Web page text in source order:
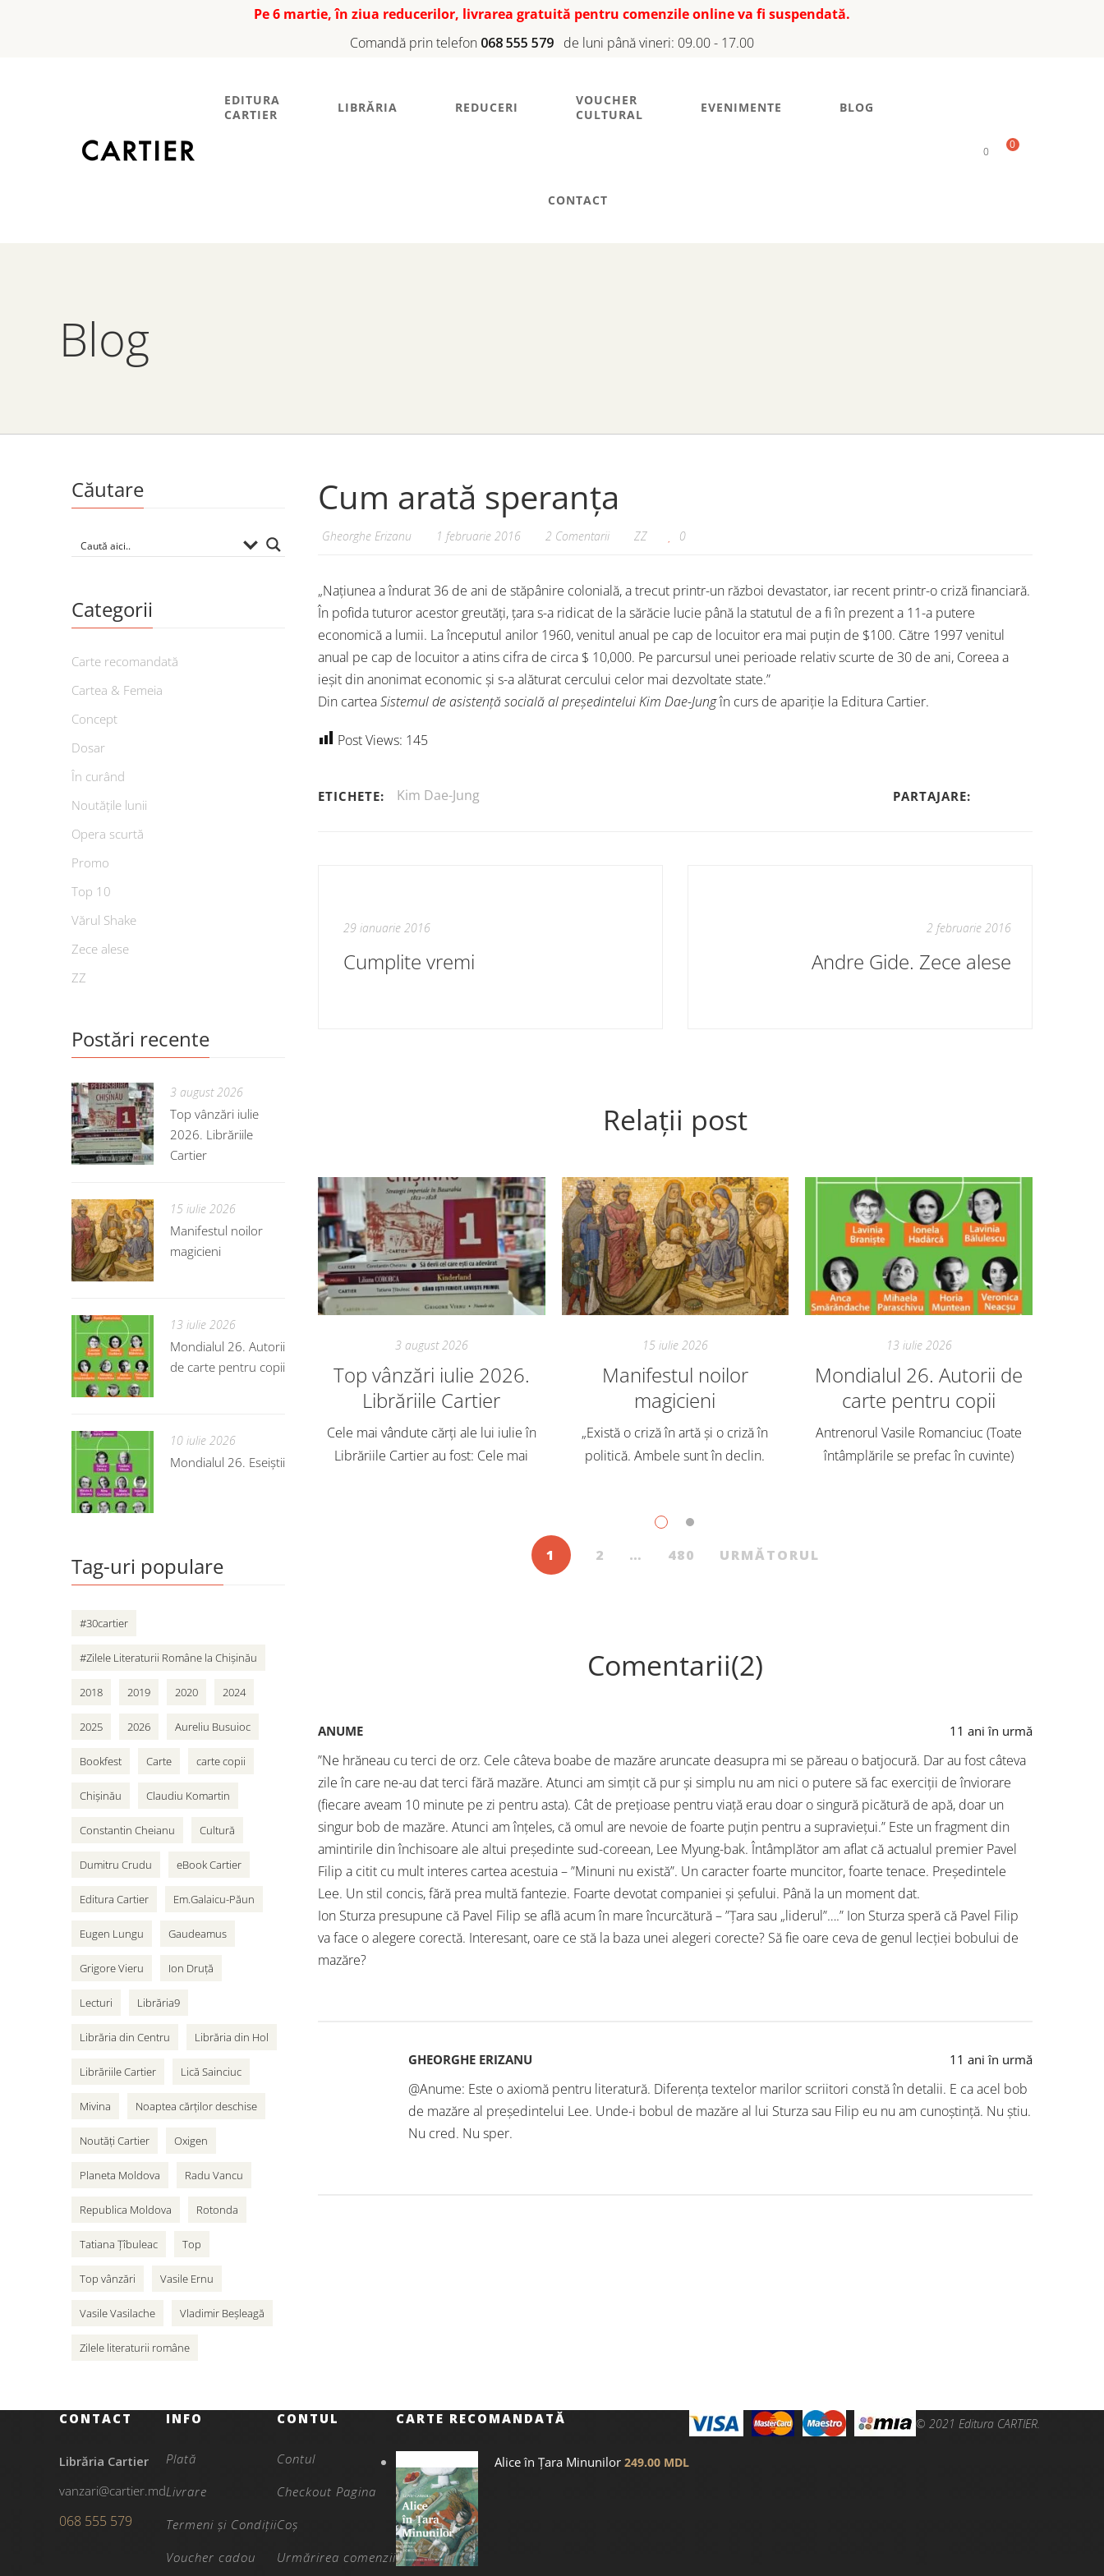
Pe 6 martie, în ziua reducerilor, livrarea gratuită pentru comenzile online va fi suspendată.
Comandă prin telefon 068 555 579 de luni până vineri: 09.00 - 17.00
EDITURA
CARTIER
LIBRĂRIA REDUCERI
VOUCHER
CULTURAL
EVENIMENTE BLOG
CONTACT
0
0
Blog
Cum arată speranța
Gheorghe Erizanu 1 februarie 2016 2 Comentarii ZZ 0
„Națiunea a îndurat 36 de ani de stăpânire colonială, a trecut printr-un război devastator, iar recent printr-o criză financiară.
În pofida tuturor acestor greutăți, țara s-a ridicat de la sărăcie lucie până la statutul de a fi în prezent a 11-a putere
economică a lumii. La începutul anilor 1960, venitul anual pe cap de locuitor era mai puțin de $100. Către 1997 venitul
anual pe cap de locuitor a atins cifra de circa $ 10,000. Pe parcursul unei perioade relativ scurte de 30 de ani, Coreea a
ieșit din anonimat economic și s-a alăturat cercului celor mai dezvoltate state.”
Din carteaSistemul de asistență socială al președintelui Kim Dae-Jungîn curs de apariție la Editura Cartier.
Post Views: 145
ETICHETE: Kim Dae-Jung PARTAJARE:
29 ianuarie 2016
Cumplite vremi
2 februarie 2016
Andre Gide. Zece alese
Relații post
3 august 2026
Top vânzări iulie 2026.
Librăriile Cartier
Cele mai vândute cărți ale lui iulie în
Librăriile Cartier au fost: Cele mai
15 iulie 2026
Manifestul noilor
magicieni
„Există o criză în artă și o criză în
politică. Ambele sunt în declin.
Situația poate fi salvată […]
13 iulie 2026
Mondialul 26. Autorii de
carte pentru copii
Antrenorul Vasile Romanciuc (Toate
întâmplările se prefac în cuvinte)
1 2 … 480 URMĂTORUL
Comentarii(2)
ANUME 11 ani în urmă
”Ne hrăneau cu terci de orz. Cele câteva boabe de mazăre aruncate deasupra mi se păreau o batjocură. Dar au fost câteva
zile în care ne-au dat terci fără mazăre. Atunci am simțit că pur și simplu nu am nici o putere să fac exerciții de înviorare
(fiecare aveam 10 minute pe zi pentru asta). Cât de prețioase pentru viață erau doar o singură picătură de apă, doar un
singur bob de mazăre. Atunci am înțeles, că omul are nevoie de foarte puțin pentru a supraviețui.” Este un fragment din
amintirile din închisoare ale altui președinte sud-coreean, Lee Myung-bak. Întâmplător am aflat că actualul premier Pavel
Filip a citit cu mult interes cartea acestuia – ”Minuni nu există”. Un caracter foarte muncitor, foarte tenace. Președintele
Lee. Un stil concis, fără prea multă fantezie. Foarte devotat companiei și șefului. Până la un moment dat.
Ion Sturza presupune că Pavel Filip se află acum în mare încurcătură – ”Țara sau „liderul”….” Ion Sturza speră că Pavel Filip
va face o alegere corectă. Interesant, oare ce stă la baza unei alegeri corecte? Să fie oare ceva de genul lecției bobului de
mazăre?
GHEORGHE ERIZANU 11 ani în urmă
@Anume: Este o axiomă pentru literatură. Diferența textelor marilor scriitori constă în detalii. E ca acel bob
de mazăre al președintelui Lee. Unde-i bobul de mazăre al lui Sturza sau Filip eu nu am cunoștință. Nu știu.
Nu cred. Nu sper.
Căutare
Categorii
Carte recomandată
Cartea & Femeia
Concept
Dosar
În curând
Noutățile lunii
Opera scurtă
Promo
Top 10
Vărul Shake
Zece alese
ZZ
Postări recente
3 august 2026
Top vânzări iulie
2026. Librăriile
Cartier
15 iulie 2026
Manifestul noilor
magicieni
13 iulie 2026
Mondialul 26. Autorii
de carte pentru copii
10 iulie 2026
Mondialul 26. Eseiștii
Tag-uri populare
#30cartier
#Zilele Literaturii Române la Chișinău
2018 2019 2020 2024
2025 2026 Aureliu Busuioc
Bookfest Carte carte copii
Chișinău Claudiu Komartin
Constantin Cheianu Cultură
Dumitru Crudu eBook Cartier
Editura Cartier Em.Galaicu-Păun
Eugen Lungu Gaudeamus
Grigore Vieru Ion Druță
Lecturi Librăria9
Librăria din Centru Librăria din Hol
Librăriile Cartier Lică Sainciuc
Mivina Noaptea cărților deschise
Noutăți Cartier Oxigen
Planeta Moldova Radu Vancu
Republica Moldova Rotonda
Tatiana Țîbuleac Top
Top vânzări Vasile Ernu
Vasile Vasilache Vladimir Beșleagă
Zilele literaturii române
CONTACT
Librăria Cartier
vanzari@cartier.md
068 555 579
INFO
Plată
Livrare
Termeni și Condiții
Voucher cadou
CONTUL
Contul
Checkout Pagina
Coș
Urmărirea comenzii
CARTE RECOMANDATĂ
Alice în Țara Minunilor 249.00 MDL
© 2021 Editura CARTIER.